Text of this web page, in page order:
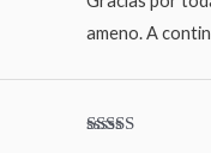
ameno. A